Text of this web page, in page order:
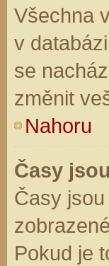
Všechna
v
se
změnit
Nahoru
Časy
Časy
Pokud je